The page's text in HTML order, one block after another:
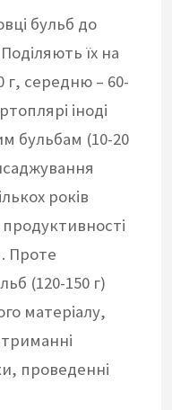
бульб до
їх на
г, середню – 60-
іноді
бульбам (10-20
років
Проте
(120-150 г)
матеріалу,
проведенні